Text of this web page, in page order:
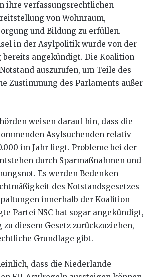
ihre verfassungsrechtlichen
von Wohnraum,
und Bildung zu erfüllen.
in der Asylpolitik wurde von der
bereits angekündigt. Die Koalition
auszurufen, um Teile des
Zustimmung des Parlaments außer
weisen darauf hin, dass die
Asylsuchenden relativ
im Jahr liegt. Probleme bei der
durch Sparmaßnahmen und
Es werden Bedenken
des Notstandsgesetzes
innerhalb der Koalition
Partei NSC hat sogar angekündigt,
diesem Gesetz zurückzuziehen,
Grundlage gibt.
dass die Niederlande